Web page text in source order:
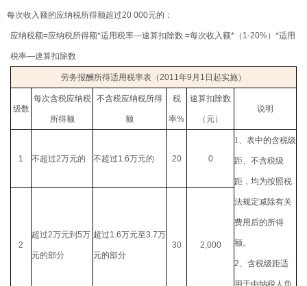
每次收入额的应纳税所得额超过20 000元的：
应纳税额=应纳税所得额*适用税率—速算扣除数 =每次收入额* （ 1-20%） *适用
税率—速算扣除数
劳务报酬所得适用税率表（2011 年9 月 1 日起实施）
级数
每次含税应纳税
所得额
不含税应纳税所得
额
税
率%
速算扣除数
（元）
说明
1 不超过2万元的 不超过1.6万元的 20 0
1 、表中的含税级
距、不含税级
距，均为按照税
法规定减除有关
费用后的所得
额。
2 、含税级距适
用于由纳税人负
2
超过2万元到5万
元的部分
超过1.6万元至3.7万
元的部分
30 2,000